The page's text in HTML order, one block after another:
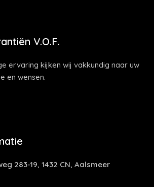
V.O.F.
ervaring kijken wij vakkundig naar uw
en wensen.
283-19, 1432 CN, Aalsmeer